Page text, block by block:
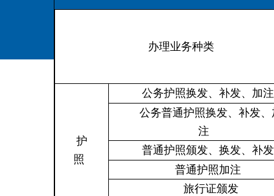
办理业务种类
护
照
公务护照换发、补发、加
公务普通护照换发、补发、
注
普通护照颁发、换发、补
普通护照加注
旅行证颁发